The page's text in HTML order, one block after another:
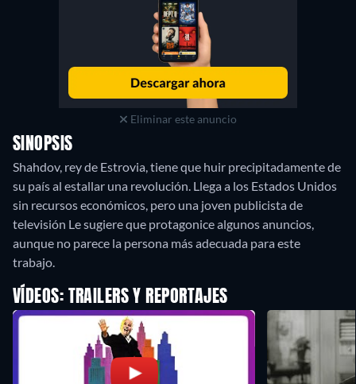
Eliminar este anuncio
SINOPSIS
Shahdov, rey de Estrovia, tiene que huir precipitadamente de
su país al estallar una revolución. Llega a los Estados Unidos
sin recursos económicos, pero una joven publicista de
televisión Le sugiere que protagonice algunos anuncios,
aunque no parece la persona más adecuada para este
trabajo.
VÍDEOS: TRAILERS Y REPORTAJES